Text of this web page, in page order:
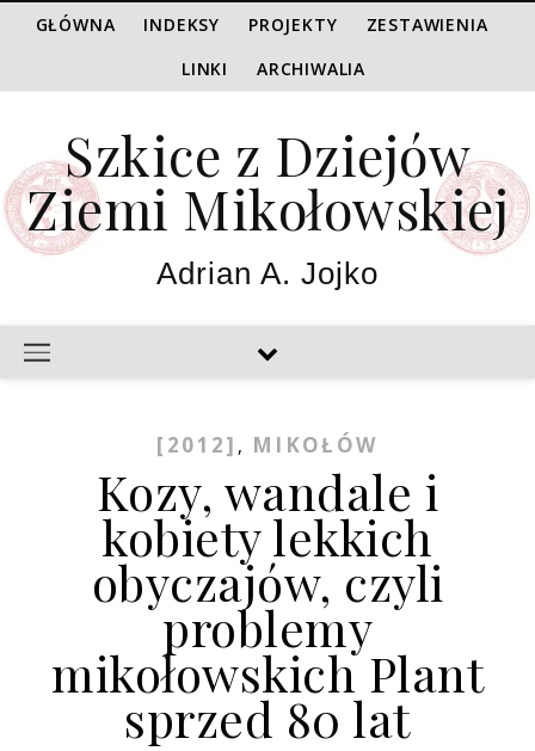
GŁÓWNA INDEKSY PROJEKTY
ZESTAWIENIA
LINKI
ARCHIWALIA
Szkice z Dziejów
Ziemi Mikołowskiej
Adrian A. Jojko
[2012] , MIKOŁÓW
Kozy, wandale i
kobiety lekkich
obyczajów, czyli
problemy
mikołowskich Plant
sprzed 80 lat